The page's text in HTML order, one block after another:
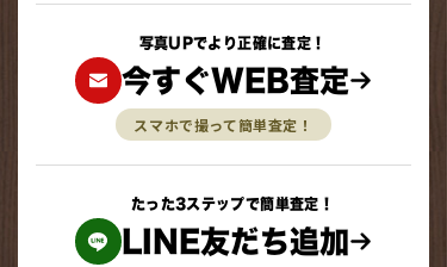
写真UPでより正確に査定！
今すぐWEB査定
スマホで撮って簡単査定！
たった3ステップで簡単査定！
LINE友だち追加